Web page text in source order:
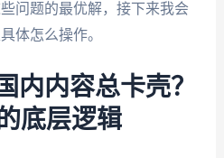
问题的最优解，接下来我会
体怎么操作。
内内容总卡壳？
底层逻辑